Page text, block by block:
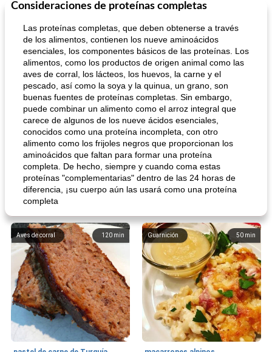
Consideraciones de proteínas completas
Las proteínas completas, que deben obtenerse a través
de los alimentos, contienen los nueve aminoácidos
esenciales, los componentes básicos de las proteínas. Los
alimentos, como los productos de origen animal como las
aves de corral, los lácteos, los huevos, la carne y el
pescado, así como la soya y la quinua, un grano, son
buenas fuentes de proteínas completas. Sin embargo,
puede combinar un alimento como el arroz integral que
carece de algunos de los nueve ácidos esenciales,
conocidos como una proteína incompleta, con otro
alimento como los frijoles negros que proporcionan los
aminoácidos que faltan para formar una proteína
completa. De hecho, siempre y cuando coma estas
proteínas "complementarias" dentro de las 24 horas de
diferencia, ¡su cuerpo aún las usará como una proteína
completa
120 min
Aves de corral 50 min
Guarnición